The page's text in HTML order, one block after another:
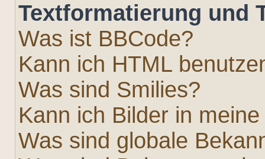
Textformatierung und
Was ist BBCode?
Kann ich HTML
Was sind Smilies?
Kann ich Bilder in
Was sind globale